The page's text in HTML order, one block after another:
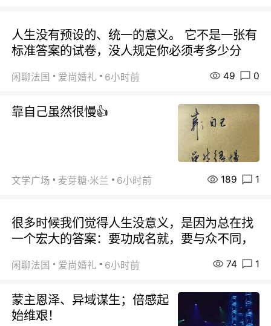
人生没有预设的、统一的意义。 它不是一张有
标准答案的试卷，没人规定你必须考多少分
闲聊法国 爱尚婚礼 6小时前 49 0
靠自己虽然很慢👍
文学广场 麦芽糖·米兰 6小时前 189 1
很多时候我们觉得人生没意义，是因为总在找
一个宏大的答案：要功成名就，要与众不同，
闲聊法国 爱尚婚礼 6小时前 74 1
蒙主恩泽、异域谋生；倍感起
始维艰！